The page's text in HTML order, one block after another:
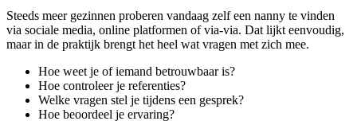
Steeds meer gezinnen proberen vandaag zelf een nanny te vinden
via sociale media, online platformen of via-via. Dat lijkt eenvoudig,
maar in de praktijk brengt het heel wat vragen met zich mee.
Hoe weet je of iemand betrouwbaar is?
Hoe controleer je referenties?
Welke vragen stel je tijdens een gesprek?
Hoe beoordeel je ervaring?